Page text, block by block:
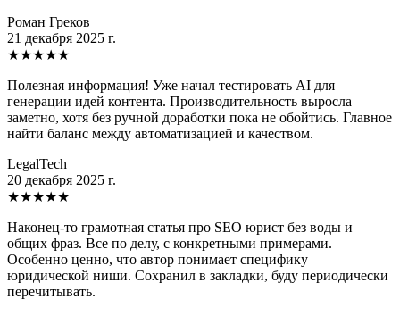
Роман Греков
21 декабря 2025 г.
★★★★★
Полезная информация! Уже начал тестировать AI для
генерации идей контента. Производительность выросла
заметно, хотя без ручной доработки пока не обойтись. Главное
найти баланс между автоматизацией и качеством.
LegalTech
20 декабря 2025 г.
★★★★★
Наконец-то грамотная статья про SEO юрист без воды и
общих фраз. Все по делу, с конкретными примерами.
Особенно ценно, что автор понимает специфику
юридической ниши. Сохранил в закладки, буду периодически
перечитывать.